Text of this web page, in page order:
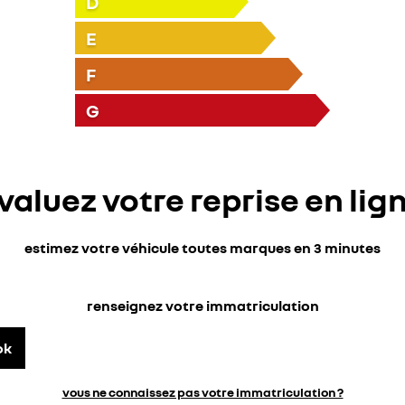
E
F
G
votre reprise en
estimez votre véhicule toutes marques en 3 minutes
renseignez votre immatriculation
vous ne connaissez pas votre immatriculation ?